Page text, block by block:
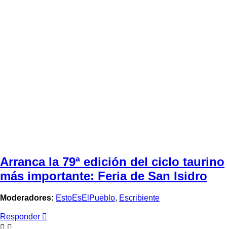
Arranca la 79ª edición del ciclo taurino
más importante: Feria de San Isidro
Moderadores: EstoEsElPueblo, Escribiente
Responder